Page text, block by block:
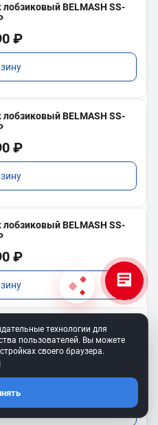
лобзиковый BELMASH SS-
₽
лобзиковый BELMASH SS-
₽
лобзиковый BELMASH SS-
₽
клиновой A-450
TS-250SТ
технологии для
пользователей. Вы можете
своего браузера.